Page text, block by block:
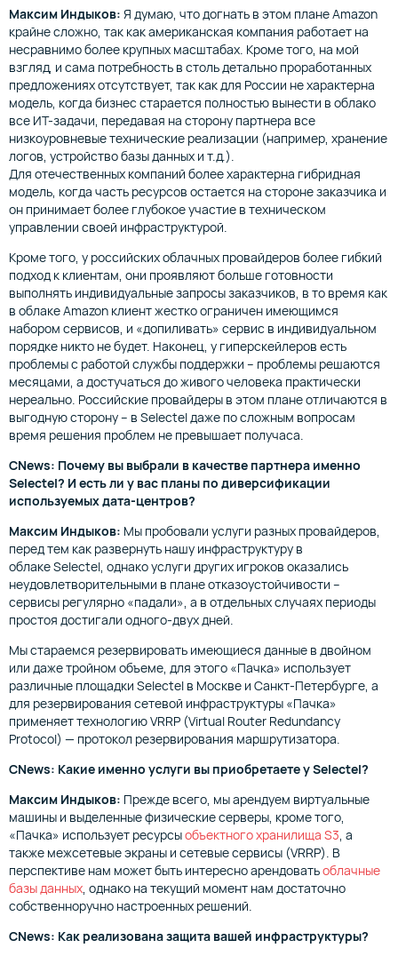
Максим Индыков: Я думаю, что догнать в этом плане Amazon
крайне сложно, так как американская компания работает на
несравнимо более крупных масштабах. Кроме того, на мой
взгляд, и сама потребность в столь детально проработанных
предложениях отсутствует, так как для России не характерна
модель, когда бизнес старается полностью вынести в облако
все ИТ-задачи, передавая на сторону партнера все
низкоуровневые технические реализации (например, хранение
логов, устройство базы данных и т.д.).
Для отечественных компаний более характерна гибридная
модель, когда часть ресурсов остается на стороне заказчика и
он принимает более глубокое участие в техническом
управлении своей инфраструктурой.
Кроме того, у российских облачных провайдеров более гибкий
подход к клиентам, они проявляют больше готовности
выполнять индивидуальные запросы заказчиков, в то время как
в облаке Amazon клиент жестко ограничен имеющимся
набором сервисов, и «допиливать» сервис в индивидуальном
порядке никто не будет. Наконец, у гиперскейлеров есть
проблемы с работой службы поддержки – проблемы решаются
месяцами, а достучаться до живого человека практически
нереально. Российские провайдеры в этом плане отличаются в
выгодную сторону – в Selectel даже по сложным вопросам
время решения проблем не превышает получаса.
CNews: Почему вы выбрали в качестве партнера именно
Selectel? И есть ли у вас планы по диверсификации
используемых дата-центров?
Максим Индыков: Мы пробовали услуги разных провайдеров,
перед тем как развернуть нашу инфраструктуру в
облаке Selectel, однако услуги других игроков оказались
неудовлетворительными в плане отказоустойчивости –
сервисы регулярно «падали», а в отдельных случаях периоды
простоя достигали одного-двух дней.
Мы стараемся резервировать имеющиеся данные в двойном
или даже тройном объеме, для этого «Пачка» использует
различные площадки Selectel в Москве и Санкт-Петербурге, а
для резервирования сетевой инфраструктуры «Пачка»
применяет технологию VRRP (Virtual Router Redundancy
Protocol) — протокол резервирования маршрутизатора.
CNews: Какие именно услуги вы приобретаете у Selectel?
Максим Индыков: Прежде всего, мы арендуем виртуальные
машины и выделенные физические серверы, кроме того,
«Пачка» использует ресурсыобъектного хранилища S3, а
также межсетевые экраны и сетевые сервисы (VRRP). В
перспективе нам может быть интересно арендоватьоблачные
базы данных, однако на текущий момент нам достаточно
собственноручно настроенных решений.
CNews: Как реализована защита вашей инфраструктуры?